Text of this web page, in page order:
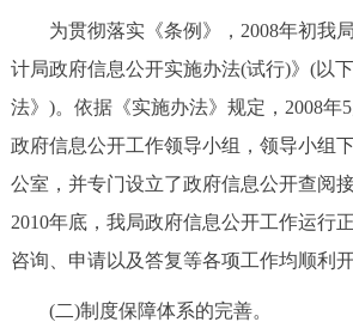
便民服务 利企服务
中介服务 阳光政务
12345网上接诉即办 我要咨询
为贯彻落实《条例》，2008年初我
计局政府信息公开实施办法(试行)》(以
法》)。依据《实施办法》规定，2008年
政府信息公开工作领导小组，领导小组
公室，并专门设立了政府信息公开查阅
2010年底，我局政府信息公开工作运行
咨询、申请以及答复等各项工作均顺利开
(二)制度保障体系的完善。